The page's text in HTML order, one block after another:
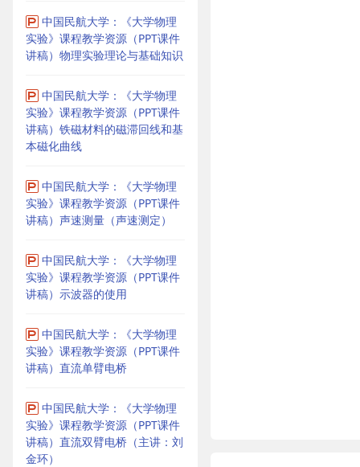
中国民航大学：《大学物理
实验》课程教学资源（PPT课件
讲稿）物理实验理论与基础知识
中国民航大学：《大学物理
实验》课程教学资源（PPT课件
讲稿）铁磁材料的磁滞回线和基
本磁化曲线
中国民航大学：《大学物理
实验》课程教学资源（PPT课件
讲稿）声速测量（声速测定）
中国民航大学：《大学物理
实验》课程教学资源（PPT课件
讲稿）示波器的使用
中国民航大学：《大学物理
实验》课程教学资源（PPT课件
讲稿）直流单臂电桥
中国民航大学：《大学物理
实验》课程教学资源（PPT课件
讲稿）直流双臂电桥（主讲：刘
金环）